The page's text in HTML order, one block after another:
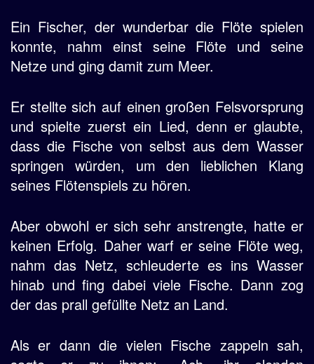
Ein Fischer, der wunderbar die Flöte spielen
konnte, nahm einst seine Flöte und seine
Netze und ging damit zum Meer.
Er stellte sich auf einen großen Felsvorsprung
und spielte zuerst ein Lied, denn er glaubte,
dass die Fische von selbst aus dem Wasser
springen würden, um den lieblichen Klang
seines Flötenspiels zu hören.
Aber obwohl er sich sehr anstrengte, hatte er
keinen Erfolg. Daher warf er seine Flöte weg,
nahm das Netz, schleuderte es ins Wasser
hinab und fing dabei viele Fische. Dann zog
der das prall gefüllte Netz an Land.
Als er dann die vielen Fische zappeln sah,